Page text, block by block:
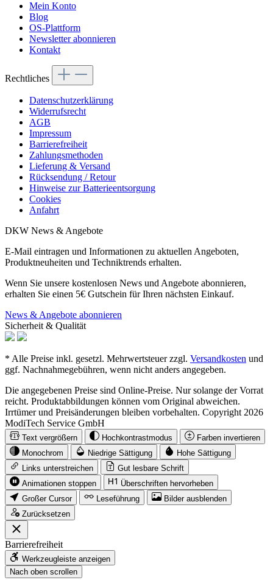
Mein Konto
Blog
OS-Plattform
Newsletter abonnieren
Kontakt
Rechtliches
Datenschutzerklärung
Widerrufsrecht
AGB
Impressum
Barrierefreiheit
Zahlungsmethoden
Lieferung & Versand
Rücksendung / Retour
Hinweise zur Batterieentsorgung
Cookies
Anfahrt
DKW News & Angebote
E-Mail eintragen und Informationen zu aktuellen Angeboten,
Produktneuheiten und Techniktrends erhalten.
Wenn Sie unsere kostenlosen News und Angebote abonnieren,
erhalten Sie einen 5€ Gutschein für Ihren nächsten Einkauf.
News & Angebote abonnieren
Sicherheit & Qualität
* Alle Preise inkl. gesetzl. Mehrwertsteuer zzgl. Versandkosten und
ggf. Nachnahmegebühren, wenn nicht anders angegeben.
Die angegebenen Preise sind Online-Preise. Nur solange der Vorrat
reicht. Produktabbildungen können vom Original abweichen.
Irrtümer und Preisänderungen bleiben vorbehalten. Copyright 2026
ModiTech Service GmbH
Text vergrößern Hochkontrastmodus
Farben invertieren
Monochrom
Niedrige Sättigung
Hohe Sättigung
Links unterstreichen
Gut lesbare Schrift
Animationen stoppen
Überschriften hervorheben
Großer Cursor
Leseführung
Bilder ausblenden
Zurücksetzen
Barrierefreiheit
Werkzeugleiste anzeigen
Nach oben scrollen